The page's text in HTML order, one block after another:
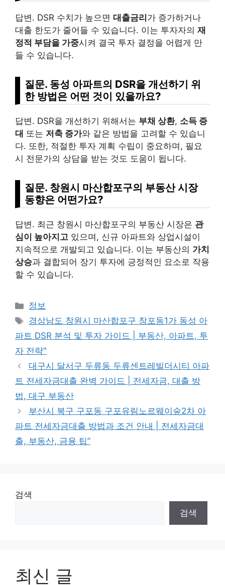
답변. DSR 수치가 높으면 대출금리 가 증가하거나
대출 한도가 줄어들 수 있습니다. 이는 투자자의 재
정적 부담을 가중시켜 결국 투자 결정을 어렵게 만
들 수 있습니다.
질문. 동성 아파트의 DSR을 개선하기 위
한 방법은 어떤 것이 있을까요?
답변. DSR을 개선하기 위해서는 부채 상환, 소득 증
대 또는 저축 증가와 같은 방법을 고려할 수 있습니
다. 또한, 적절한 투자 계획 수립이 중요하며, 필요
시 전문가의 상담을 받는 것도 도움이 됩니다.
질문. 창원시 마산합포구의 부동산 시장
동향은 어떤가요?
답변. 최근 창원시 마산합포구의 부동산 시장은 관
심이 높아지고 있으며, 신규 아파트와 상업시설이
지속적으로 개발되고 있습니다. 이는 부동산의 가치
상승과 결합되어 장기 투자에 긍정적인 요소로 작용
할 수 있습니다.
Categories
정보
Tags
경상남도 창원시 마산합포구 창포동1가 동성 아
파트 DSR 분석 및 투자 가이드 | 부동산, 아파트, 투
자 전략"
대구시 달서구 두류동 두류센트레빌더시티 아파
트 전세자금대출 완벽 가이드 | 전세자금, 대출 방
법, 대구 부동산
부산시 북구 구포동 구포유림노르웨이숲2차 아
파트 전세자금대출 방법과 조건 안내 | 전세자금대
출, 부동산, 금융 팁”
검색
검색
최신 글